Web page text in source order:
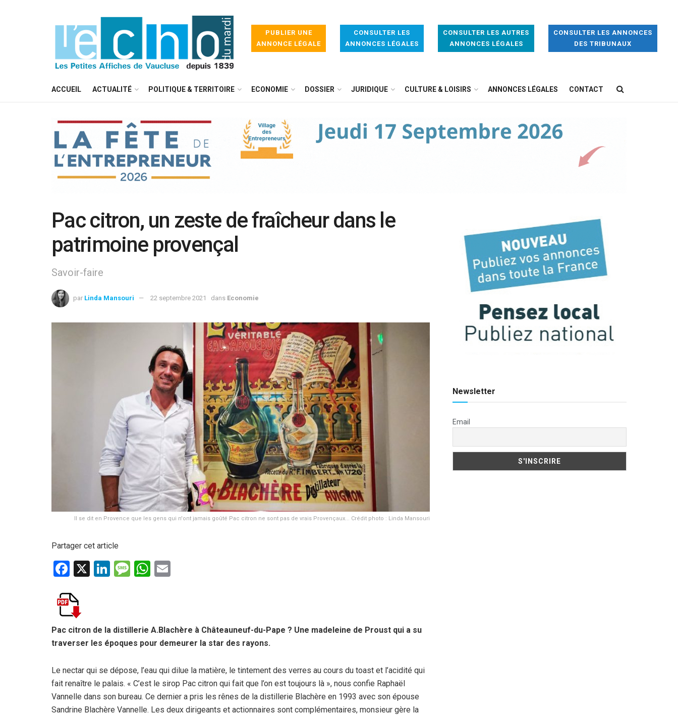
PUBLIER UNE
ANNONCE LÉGALE
CONSULTER LES
ANNONCES LÉGALES
CONSULTER LES AUTRES
ANNONCES LÉGALES
CONSULTER LES ANNONCES
DES TRIBUNAUX
ACCUEIL ACTUALITÉ POLITIQUE & TERRITOIRE ECONOMIE DOSSIER JURIDIQUE CULTURE & LOISIRS ANNONCES LÉGALES CONTACT
Pac citron, un zeste de fraîcheur dans le
patrimoine provençal
Savoir-faire
par Linda Mansouri 22 septembre 2021 dans Economie
Il se dit en Provence que les gens qui n'ont jamais goûté Pac citron ne sont pas de vrais Provençaux... Crédit photo : Linda Mansouri
Partager cet article
F
ce
b
o
o
k
X
Li
n
M
g
e
W
A
p
p
Pac citron de la distillerie A.Blachère à Châteauneuf-du-Pape ? Une madeleine de Proust qui a su
traverser les époques pour demeurer la star des rayons.
Le nectar qui se dépose, l’eau qui dilue la matière, le tintement des verres au cours du toast et l’acidité qui
fait renaître le palais. « C’est le sirop Pac citron qui fait que l’on est toujours là », nous confie Raphaël
Vannelle dans son bureau. Ce dernier a pris les rênes de la distillerie Blachère en 1993 avec son épouse
Sandrine Blachère Vannelle. Les deux dirigeants et actionnaires sont complémentaires, monsieur gère la
Newsletter
Email